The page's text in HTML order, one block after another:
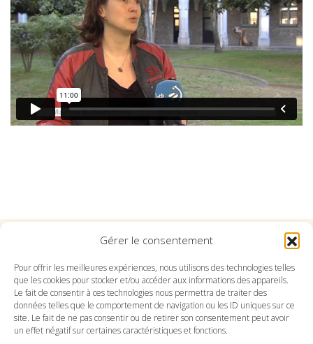
Gérer le consentement
Pour offrir les meilleures expériences, nous utilisons des technologies telles
que les cookies pour stocker et/ou accéder aux informations des appareils.
Le fait de consentir à ces technologies nous permettra de traiter des
données telles que le comportement de navigation ou les ID uniques sur ce
site. Le fait de ne pas consentir ou de retirer son consentement peut avoir
un effet négatif sur certaines caractéristiques et fonctions.
Suivez le conservatoire du Pays Basque sur les
réseaux